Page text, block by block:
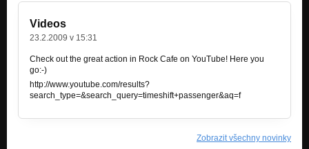
Videos
23.2.2009 v 15:31
Check out the great action in Rock Cafe on YouTube! Here you
go:-)
http://www.youtube.com/results?
search_type=&search_query=timeshift+passenger&aq=f
Zobrazit všechny novinky